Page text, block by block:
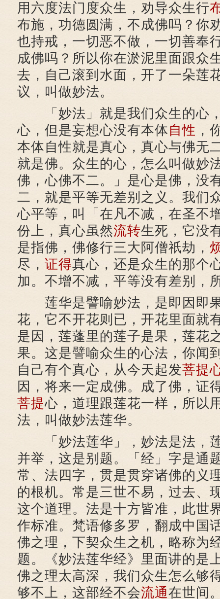
用六度法门度众生，劝导众生行
布施，功德圆满，不成佛吗？你
也持戒，一切恶不做，一切善奉
成佛吗？所以你在淤泥里面跟众
去，自己滚到水面，开了一朵莲
议，叫做妙法。
「妙法」就是我们众生的心
心，但是妄想心没有本体自性 ，
本体自性就是真心，真心与佛无
就是佛。众生的心，怎么叫做妙
佛，心佛不二。」是心是佛，没
二，就是平等无差别之义。我们
心平等，叫「在凡不减，在圣不
份上，真心虽然流转生死，它没
是指佛，佛修行三大阿僧祇劫，
尽， 证得真心，还是众生的那个
加。不增不减，平等没有差别，
莲华是譬喻妙法，是即因即
花，它不开花则已，开花里面就
是因，莲蓬里的莲子是果，莲花
果。这是譬喻众生的心法，你闻
自己有个真心，从今天起发菩提
因，将来一定成佛。成了佛，证
菩提心，道理跟莲花一样，所以
法，叫做妙法莲华。
「妙法莲华」，妙法是法，
并举，这是别题。「经」字是通
常、法四字，贯是贯穿诸佛的义
的根机。常是三世不易，过去、
这个道理。法是十方皆准，此世
作标准。梵语修多罗，翻成中国
佛之理，下契众生之机，略称为
题。《妙法莲华经》里面讲的是
佛之理太高深，我们众生怎么够
够不上，这部经不会流通在世间